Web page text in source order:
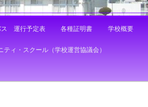
ス 運行予定表 各種証明書 学校概要
ティ・スクール（学校運営協議会）